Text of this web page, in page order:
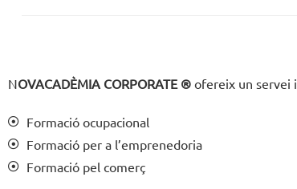
NOVACADÈMIA CORPORATE ® ofereix un servei
Formació ocupacional
Formació per a l’emprenedoria
Formació pel comerç